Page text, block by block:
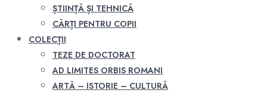
ȘTIINȚĂ ȘI TEHNICĂ
CĂRȚI PENTRU COPII
COLECȚII
TEZE DE DOCTORAT
AD LIMITES ORBIS ROMANI
ARTĂ – ISTORIE – CULTURĂ